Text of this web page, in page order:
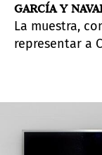
GARCÍA Y
2022
La muestra,
representar a